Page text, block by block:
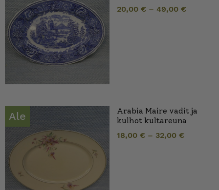
20,00 € – 49,00 €
Ale
Arabia Maire vadit ja
kulhot kultareuna
18,00 € – 32,00 €